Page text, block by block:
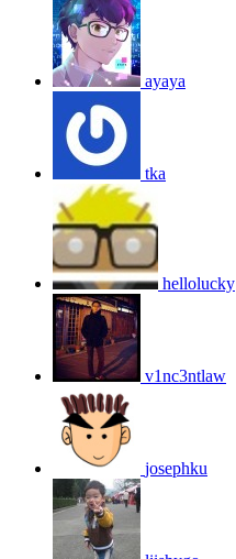
ayaya
tka
hellolucky
v1nc3ntlaw
josephku